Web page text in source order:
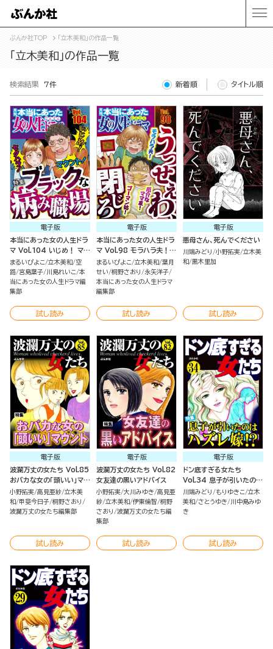
ぶんか社TOP 「立木美和」の作品一覧
「立木美和」の作品一覧
検索結果 7件 新着順 タイトル順
電子版
本当にあった女の人生ドラ
マ Vol.104 いじめ！ マウ
ント！ セクハラ！ ブラック
な病み職場
まるいぴよこ 立木美和 空
路 宮島葉子 川島れいこ 本
当にあった女の人生ドラマ編
集部
試し読み
電子版
本当にあった女の人生ドラ
マ Vol.98 モラハラ夫！
厄介なママ友！ ゴーマン
姑！ うっせぇわ、口閉じろ
まるいぴよこ 立木美和 葉月
せい 桐野さおり
永矢洋子
本当にあった女の人生ドラマ
編集部
試し読み
電子版
悪母さん、死んでください
川端みどり 小野拓実 立木美
和 黒木里加
試し読み
電子版
波瀾万丈の女たち Vol.85
おバカな女の「頭いい」マウ
ント
小野拓実 高見亜紗 立木美
和 甲斐今日子 桐野さおり
波瀾万丈の女たち編集部
試し読み
電子版
波瀾万丈の女たち Vol.82
女友達の黒いアドバイス
小野拓実 大川みゆき 高見亜
紗 立木美和 伊東倫智 桐野
さおり
波瀾万丈の女たち編
集部
試し読み
電子版
ドン底すぎる女たち
Vol.34 息子が引いたのは
ハズレ嫁!?
川端みどり もりゆきこ 立木
美和 さとうゆき
川中島みゆ
き
試し読み